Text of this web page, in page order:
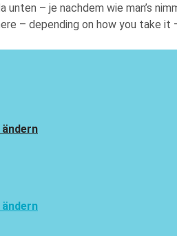
unten – je nachdem wie man’s
– depending on how you take it